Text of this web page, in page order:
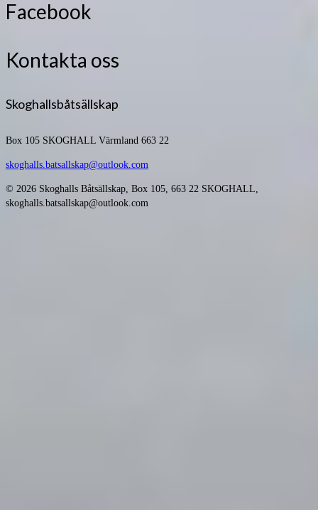
Facebook
Kontakta oss
Skoghallsbåtsällskap
Box 105 SKOGHALL Värmland 663 22
skoghalls.batsallskap@outlook.com
© 2026 Skoghalls Båtsällskap, Box 105, 663 22 SKOGHALL,
skoghalls.batsallskap@outlook.com